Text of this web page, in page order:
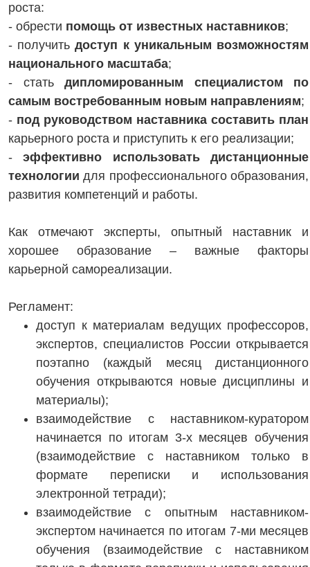
роста:
- обрести помощь от известных наставников;
- получитьдоступ к уникальным возможностям
национального масштаба;
- стать дипломированным специалистом по
самым востребованным новым направлениям;
- под руководством наставника составить план
карьерного роста и приступить к его реализации;
-эффективно использовать дистанционные
технологии для профессионального образования,
развития компетенций и работы.
Как отмечают эксперты, опытный наставник и
хорошее образование – важные факторы
карьерной самореализации.
Регламент:
доступ к материалам ведущих профессоров,
экспертов, специалистов России открывается
поэтапно (каждый месяц дистанционного
обучения открываются новые дисциплины и
материалы);
взаимодействие с наставником-куратором
начинается по итогам 3-х месяцев обучения
(взаимодействие с наставником только в
формате переписки и использования
электронной тетради);
взаимодействие с опытным наставником-
экспертом начинается по итогам 7-ми месяцев
обучения (взаимодействие с наставником